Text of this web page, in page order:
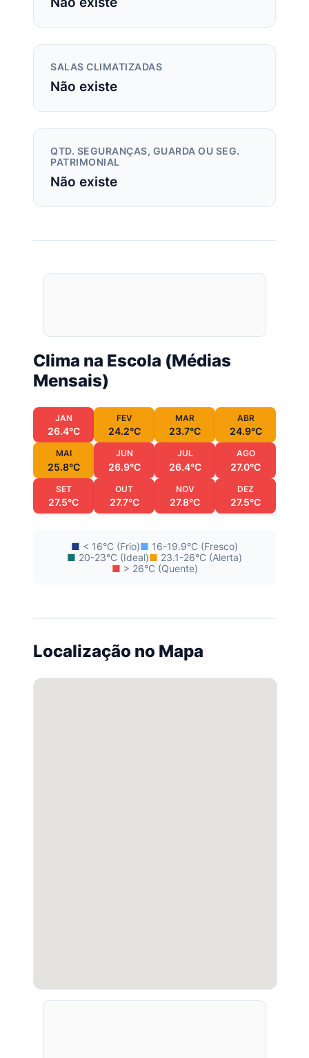
SALAS CLIMATIZADAS
Não existe
QTD. SEGURANÇAS, GUARDA OU SEG.
PATRIMONIAL
Não existe
Clima na Escola (Médias
Mensais)
JAN
26.4°C
FEV
24.2°C
MAR
23.7°C
ABR
24.9°C
MAI
25.8°C
JUN
26.9°C
JUL
26.4°C
AGO
27.0°C
SET
27.5°C
OUT
27.7°C
NOV
27.8°C
DEZ
27.5°C
■ < 16°C (Frio)■ 16-19.9°C (Fresco)
■ 20-23°C (Ideal)■ 23.1-26°C (Alerta)
■ > 26°C (Quente)
Localização no Mapa